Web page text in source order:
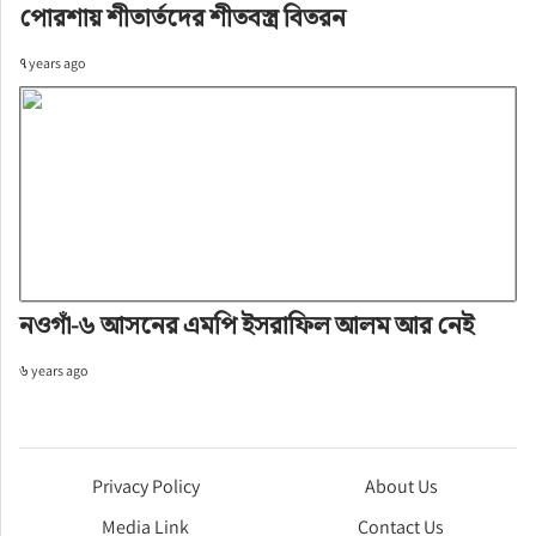
পোরশায় শীতার্তদের শীতবস্ত্র বিতরন
৭ years ago
নওগাঁ-৬ আসনের এমপি ইসরাফিল আলম আর নেই
৬ years ago
Privacy Policy
About Us
Media Link
Contact Us